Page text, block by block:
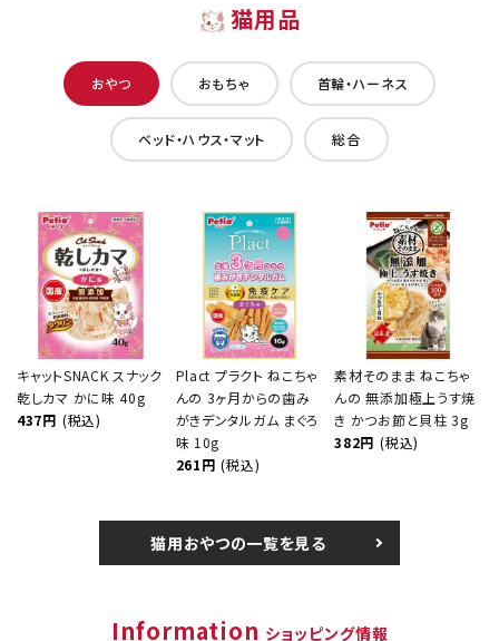
猫用品
おやつ おもちゃ 首輪・ハーネス
ベッド・ハウス・マット 総合
キャットSNACK スナック
乾しカマ かに味 40g
437円 (税込)
Plact プラクト ねこちゃ
んの 3ヶ月からの歯み
がきデンタルガム まぐろ
味 10g
261円 (税込)
素材そのまま ねこちゃ
んの 無添加極上うす焼
き かつお節と貝柱 3g
382円 (税込)
猫用おやつの一覧を見る
Information ショッピング情報